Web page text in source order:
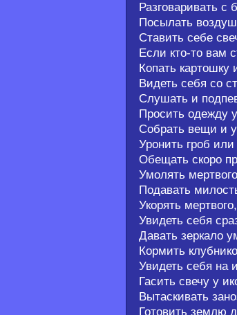
Разговаривать с
Посылать
Ставить себе
Если кто-то вам
Копать картошку
Видеть себя со
Слушать и
Просить одежду
Собрать вещи и
Уронить гроб или
Обещать скоро
Умолять
Подавать
Укорять
Увидеть себя
Давать зеркало
Кормить
Увидеть себя на
Гасить свечу у
Вытаскивать
Готовить землю